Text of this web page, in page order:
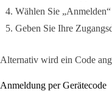
Wählen Sie „Anmelden“
Geben Sie Ihre
Alternativ wird ein Code
Anmeldung per Gerätecode